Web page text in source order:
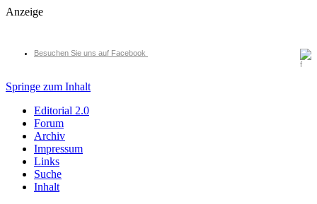
Anzeige
Besuchen Sie uns auf Facebook
Springe zum Inhalt
Editorial 2.0
Forum
Archiv
Impressum
Links
Suche
Inhalt